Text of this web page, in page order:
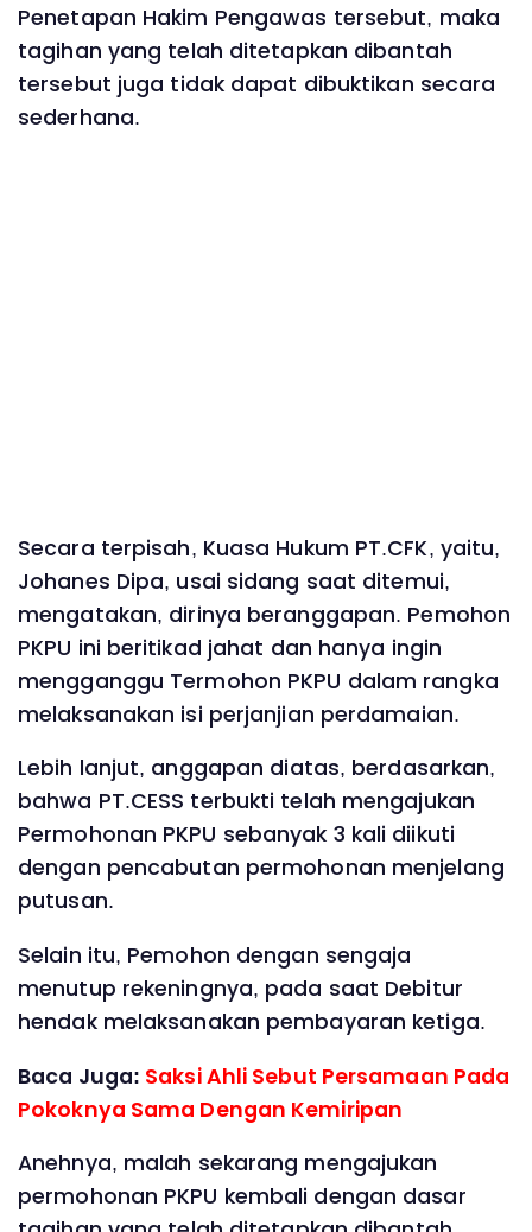
Penetapan Hakim Pengawas tersebut, maka
tagihan yang telah ditetapkan dibantah
tersebut juga tidak dapat dibuktikan secara
sederhana.
Secara terpisah, Kuasa Hukum PT.CFK, yaitu,
Johanes Dipa, usai sidang saat ditemui,
mengatakan, dirinya beranggapan. Pemohon
PKPU ini beritikad jahat dan hanya ingin
mengganggu Termohon PKPU dalam rangka
melaksanakan isi perjanjian perdamaian.
Lebih lanjut, anggapan diatas, berdasarkan,
bahwa PT.CESS terbukti telah mengajukan
Permohonan PKPU sebanyak 3 kali diikuti
dengan pencabutan permohonan menjelang
putusan.
Selain itu, Pemohon dengan sengaja
menutup rekeningnya, pada saat Debitur
hendak melaksanakan pembayaran ketiga.
Baca Juga: Saksi Ahli Sebut Persamaan Pada
Pokoknya Sama Dengan Kemiripan
Anehnya, malah sekarang mengajukan
permohonan PKPU kembali dengan dasar